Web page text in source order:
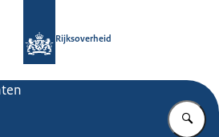
Rijksoverheid